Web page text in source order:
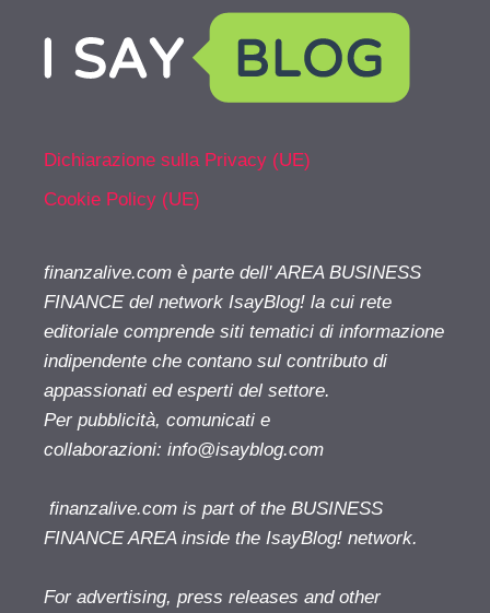
Dichiarazione sulla Privacy (UE)
Cookie Policy (UE)
finanzalive.com è parte dell' AREA BUSINESS
FINANCE del network IsayBlog! la cui rete
editoriale comprende siti tematici di informazione
indipendente che contano sul contributo di
appassionati ed esperti del settore.
Per pubblicità, comunicati e
collaborazioni: info@isayblog.com
finanzalive.com is part of the BUSINESS
FINANCE AREA inside the IsayBlog! network.
For advertising, press releases and other